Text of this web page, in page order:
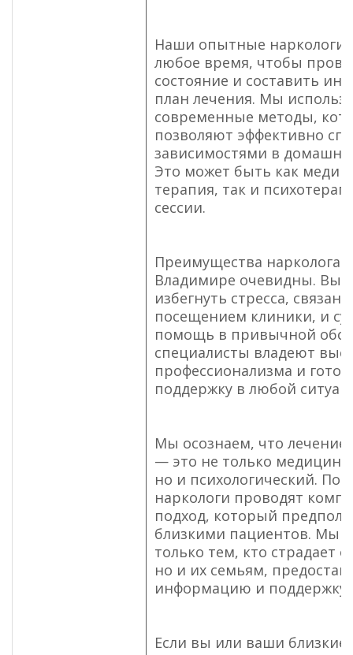
Наши опытные наркологи
любое время, чтобы
состояние и составить
план лечения. Мы
современные методы,
позволяют эффективно
зависимостями в
Это может быть как
терапия, так и
сессии.
Преимущества нарколога
Владимире очевидны. Вы
избегнуть стресса,
посещением клиники, и
помощь в привычной
специалисты владеют
профессионализма и
поддержку в любой
Мы осознаем, что лечение
— это не только
но и психологический.
наркологи проводят
подход, который
близкими пациентов. Мы
только тем, кто страдает
но и их семьям,
информацию и поддержку.
Если вы или ваши